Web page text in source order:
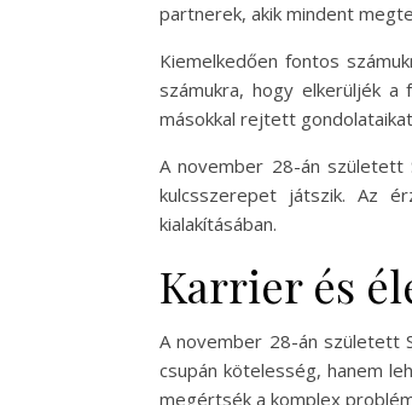
partnerek, akik mindent
Kiemelkedően fontos
számukra, hogy elkerüljék
másokkal rejtett
A november 28-án született
kulcsszerepet játszik. Az
kialakításában.
Karrier és
A november 28-án született
csupán kötelesség, hanem
megértsék a komplex